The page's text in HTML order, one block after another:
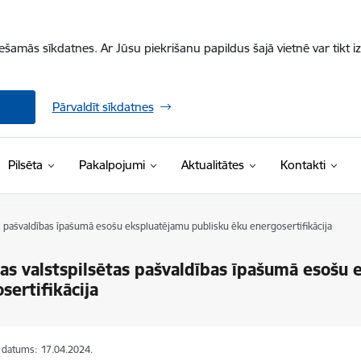
sīkdatnes. Ar Jūsu piekrišanu papildus šajā vietnē var tikt
Pārvaldīt sīkdatnes
Pilsēta Pakalpojumi Aktualitātes Kontakti
pašvaldības īpašumā esošu ekspluatējamu publisku ēku energosertifikācija
valstspilsētas pašvaldības īpašumā
17.04.2024.